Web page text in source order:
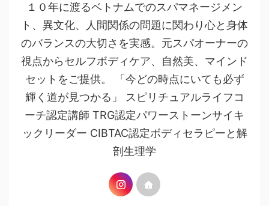
１０年に渡るベトナムでのスパマネージメン
ト、異文化、人間関係の問題に関わり心と身体
のバランスの大切さを実感。元スパオーナーの
視点からセルフボディケア、自然美、マインド
セットをご提供。 「今どの時点にいても必ず
輝く道が見つかる」 スピリチュアルライフコ
ーチ認定講師 TRG認定パワーストーンサイキ
ックリーダー CIBTAC認定ボディセラピーと解
剖生理学